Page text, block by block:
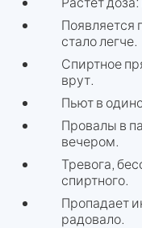
Появляется
стало легче.
Спиртное
врут.
Пьют в
Провалы в
вечером.
Тревога,
спиртного.
Пропадает
радовало.